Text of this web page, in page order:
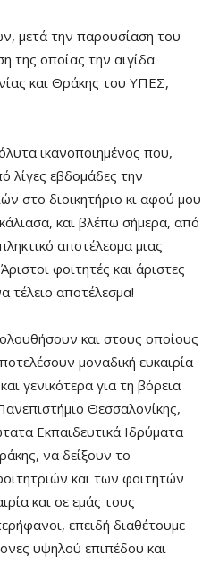
μετά την παρουσίαση του
της οποίας την αιγίδα
και Θράκης του ΥΠΕΣ,
ικανοποιημένος που,
λίγες εβδομάδες την
στο διοικητήριο κι αφού μου
και βλέπω σήμερα, από
αποτέλεσμα μιας
φοιτητές και άριστες
τέλειο αποτέλεσμα!
και στους οποίους
μοναδική ευκαιρία
γενικότερα για τη βόρεια
Θεσσαλονίκης,
Εκπαιδευτικά Ιδρύματα
να δείξουν το
και των φοιτητών
και σε εμάς τους
επειδή διαθέτουμε
υψηλού επιπέδου και